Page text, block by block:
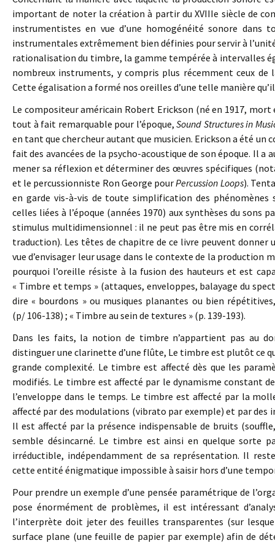
important de noter la création à partir du XVIIIe siècle de
instrumentistes en vue d’une homogénéité sonore dans
instrumentales extrêmement bien définies pour servir à
rationalisation du timbre, la gamme tempérée à intervalles
nombreux instruments, y compris plus récemment ceux
Cette égalisation a formé nos oreilles d’une telle manière
Le compositeur américain Robert Erickson (né en 1917,
tout à fait remarquable pour l’époque,Sound Structures in
en tant que chercheur autant que musicien. Erickson a été
fait des avancées de la psycho-acoustique de son époque. Il
mener sa réflexion et déterminer des œuvres spécifiques
et le percussionniste Ron George pourPercussion Loops).
en garde vis-à-vis de toute simplification des
celles liées à l’époque (années 1970) aux synthèses du
stimulus multidimensionnel : il ne peut pas être mis en
traduction). Les têtes de chapitre de ce livre peuvent
vue d’envisager leur usage dans le contexte de la production
pourquoi l’oreille résiste à la fusion des hauteurs et est
« Timbre et temps » (attaques, enveloppes, balayage du
dire « bourdons » ou musiques planantes ou bien
(p/ 106-138) ; « Timbre au sein de textures » (p. 139-193).
Dans les faits, la notion de timbre n’appartient pas au
distinguer une clarinette d’une flûte, Le timbre est plutôt ce
grande complexité. Le timbre est affecté dès que les
modifiés. Le timbre est affecté par le dynamisme constant
l’enveloppe dans le temps. Le timbre est affecté par la
affecté par des modulations (vibrato par exemple) et par
Il est affecté par la présence indispensable de bruits
semble désincarné. Le timbre est ainsi en quelque
irréductible, indépendamment de sa représentation. Il
cette entité énigmatique impossible à saisir hors d’une
Pour prendre un exemple d’une pensée paramétrique de
pose énormément de problèmes, il est intéressant
l’interprète doit jeter des feuilles transparentes (sur
surface plane (une feuille de papier par exemple) afin de